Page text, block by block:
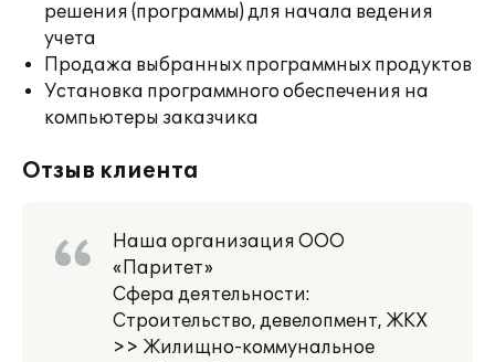
решения (программы) для начала ведения
учета
Продажа выбранных программных продуктов
Установка программного обеспечения на
компьютеры заказчика
Отзыв клиента
Наша организация ООО
«Паритет»
Сфера деятельности:
Строительство, девелопмент, ЖКХ
>> Жилищно-коммунальное